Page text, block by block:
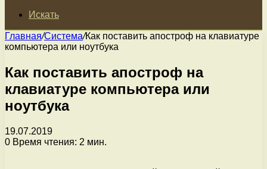
Искать
Главная/Система/Как поставить апостроф на клавиатуре
компьютера или ноутбука
Как поставить апостроф на
клавиатуре компьютера или
ноутбука
19.07.2019
0 Время чтения: 2 мин.